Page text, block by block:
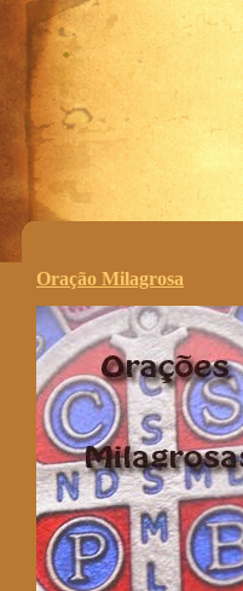
.
Oração Milagrosa